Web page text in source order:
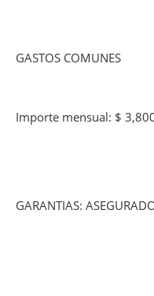
GASTOS COMUNES
Importe mensual: $
GARANTIAS: